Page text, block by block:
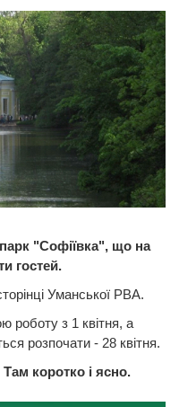
"Софіївка", що на
гостей.
Уманської РВА.
роботу з 1 квітня, а
розпочати - 28 квітня.
Там коротко і ясно.